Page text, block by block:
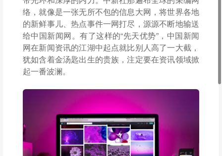
络，就像是一张无所不包的信息大网，将世界各地
的新鲜事儿、热点事件一网打尽，源源不断地输送
给中国新闻网。有了这样的“先天优势”，中国新闻
网在新闻资讯的江湖中起点就比别人高了一大截，
犹如含着金汤匙出生的贵族，注定要在资讯领域掀
起一番波澜。